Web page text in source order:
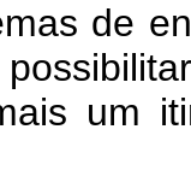
de
um